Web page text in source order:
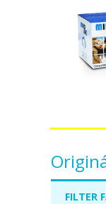
FILTER